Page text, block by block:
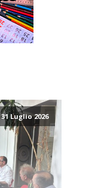
31 Luglio 2026